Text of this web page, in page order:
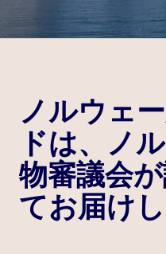
ノルウェ
ドは、ノ
物審議会
てお届け